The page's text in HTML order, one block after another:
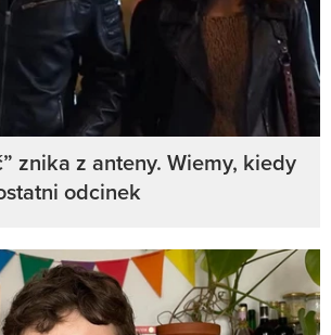
znika z anteny. Wiemy, kiedy
odcinek